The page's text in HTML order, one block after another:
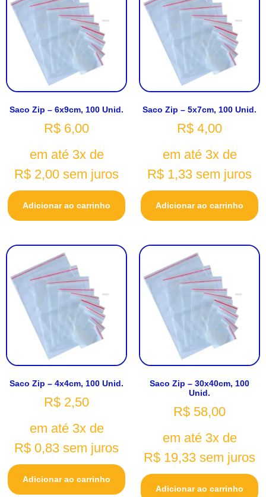
Saco Zip – 6x9cm, 100 Unid.
R$ 6,00
em até 3x de
R$ 2,00 sem juros
Adicionar ao carrinho
Saco Zip – 5x7cm, 100 Unid.
R$ 4,00
em até 3x de
R$ 1,33 sem juros
Adicionar ao carrinho
Saco Zip – 4x4cm, 100 Unid.
R$ 2,50
em até 3x de
R$ 0,83 sem juros
Adicionar ao carrinho
Saco Zip – 30x40cm, 100
Unid.
R$ 58,00
em até 3x de
R$ 19,33 sem juros
Adicionar ao carrinho